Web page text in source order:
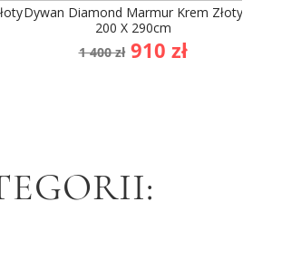
Dywan Diamond Marmur Krem Złoty
200 X 290cm
Cena
podstawowa
1 400 zł Cena
910 zł